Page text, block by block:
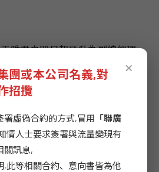
王雅君自即日起晉升為副總經理
楷 自即日起晉升為資深業務執行
洪瑾自即日起晉升為創意總監
日起晉升為副理
×
團或本公司名義,對
招攬
署虛偽合約的方式,冒用 「聯廣
情人士要求簽署與流量變現有
關訊息,
,此等相關合約、意向書皆為他